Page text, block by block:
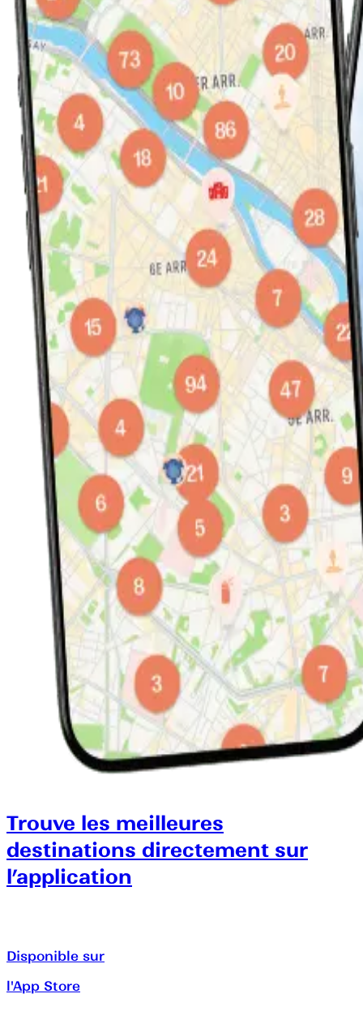
Trouve les meilleures
destinations directement sur
l’application
Disponible sur
l'App Store